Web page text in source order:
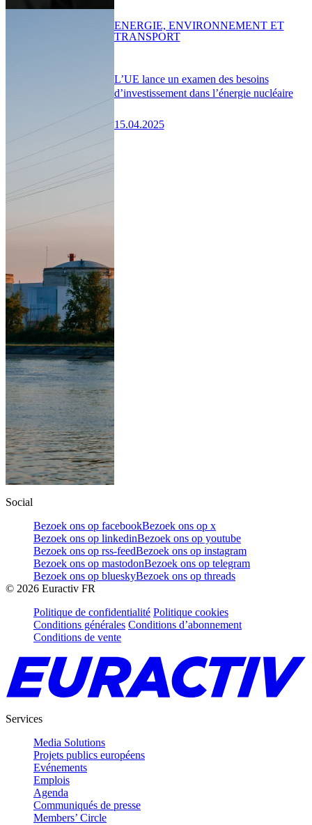
L’UE lance un examen des besoins
d’investissement dans l’énergie nucléaire
15.04.2025
ENERGIE, ENVIRONNEMENT ET
TRANSPORT
Social
Bezoek ons op facebookBezoek ons op x
Bezoek ons op linkedinBezoek ons op youtube
Bezoek ons op rss-feedBezoek ons op instagram
Bezoek ons op mastodonBezoek ons op telegram
Bezoek ons op blueskyBezoek ons op threads
© 2026 Euractiv FR
Politique de confidentialité Politique cookies
Conditions générales Conditions d’abonnement
Conditions de vente
Services
Media Solutions
Projets publics européens
Evénements
Emplois
Agenda
Communiqués de presse
Members’ Circle